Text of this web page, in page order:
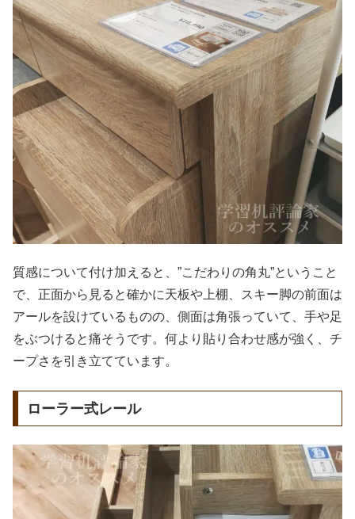
質感について付け加えると、”こだわりの角丸”ということ
で、正面から見ると確かに天板や上棚、スキー脚の前面は
アールを設けているものの、側面は角張っていて、手や足
をぶつけると痛そうです。何より貼り合わせ感が強く、チ
ープさを引き立てています。
ローラー式レール